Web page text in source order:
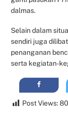
dalmas.
Selain dalam
sendiri juga
penanganan
serta kegiatan-
Post Views: